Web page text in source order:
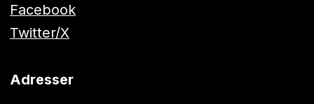
Facebook
Twitter/X
Adresser